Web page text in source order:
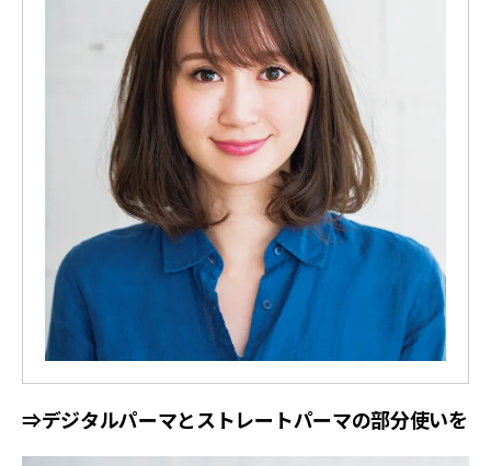
⇒デジタルパーマとストレートパーマの部分使いを